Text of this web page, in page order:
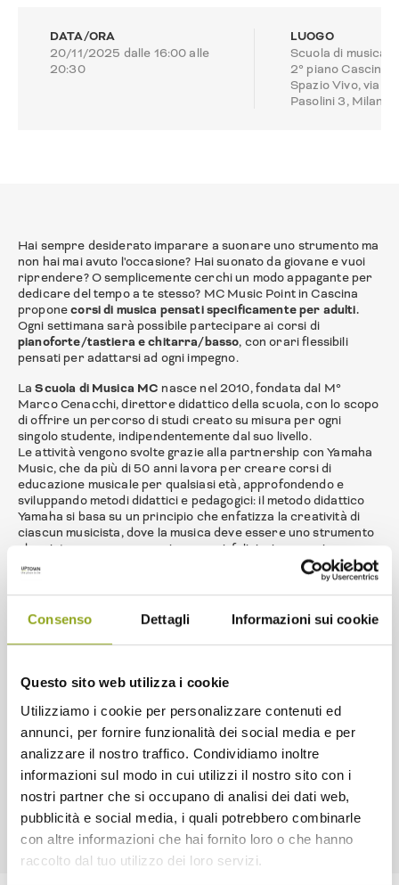
Consenso Dettagli Informazioni sui cookie
Questo sito web utilizza i cookie
Utilizziamo i cookie per personalizzare contenuti ed
annunci, per fornire funzionalità dei social media e per
analizzare il nostro traffico. Condividiamo inoltre
informazioni sul modo in cui utilizzi il nostro sito con i
nostri partner che si occupano di analisi dei dati web,
pubblicità e social media, i quali potrebbero combinarle
con altre informazioni che hai fornito loro o che hanno
raccolto dal tuo utilizzo dei loro servizi.
DATA/ORA
20/11/2025 dalle 16:00 alle
20:30
LUOGO
Scuola di musica
2° piano Cascina
Spazio Vivo, via
Pasolini 3, Milano
Hai sempre desiderato imparare a suonare uno strumento ma
non hai mai avuto l'occasione? Hai suonato da giovane e vuoi
riprendere? O semplicemente cerchi un modo appagante per
dedicare del tempo a te stesso? MC Music Point in Cascina
proponecorsi di musica pensati specificamente per adulti.
Ogni settimana sarà possibile partecipare ai corsi di
pianoforte/tastiera e chitarra/basso, con orari flessibili
pensati per adattarsi ad ogni impegno.
LaScuola di Musica MC nasce nel 2010, fondata dal M°
Marco Cenacchi, direttore didattico della scuola, con lo scopo
di offrire un percorso di studi creato su misura per ogni
singolo studente, indipendentemente dal suo livello.
Le attività vengono svolte grazie alla partnership con Yamaha
Music, che da più di 50 anni lavora per creare corsi di
educazione musicale per qualsiasi età, approfondendo e
sviluppando metodi didattici e pedagogici: il metodo didattico
Yamaha si basa su un principio che enfatizza la creatività di
ciascun musicista, dove la musica deve essere uno strumento
che aiuta a crescere e a vivere sani, felici e in armonia con se
stessi e con gli altri.
Dettagli dei corsi
Orario: Giovedì ore 16:00 |ore 17:00 |ore 18:00 -
chitarra/basso
Giovedì ore 18:30 |ore 19:30 - pianoforte/tastiera
Sabato ore 14:30 - pianoforte/tastiera
Dove: Scuola MC Music Point, 2° piano di Cascina Spazio Vivo,
via Pasolini 3, Milano
Per info ed iscrizioni: cascinamerlata@scuoladimusicamc.it –
02 3962 7763